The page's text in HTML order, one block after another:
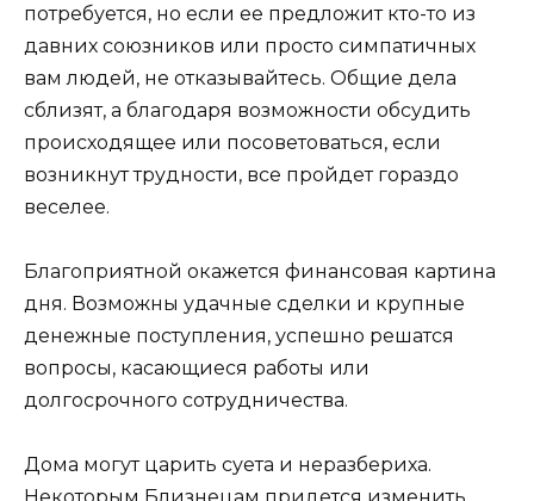
потребуется, но если ее предложит кто-то из
давних союзников или просто симпатичных
вам людей, не отказывайтесь. Общие дела
сблизят, а благодаря возможности обсудить
происходящее или посоветоваться, если
возникнут трудности, все пройдет гораздо
веселее.
Благоприятной окажется финансовая картина
дня. Возможны удачные сделки и крупные
денежные поступления, успешно решатся
вопросы, касающиеся работы или
долгосрочного сотрудничества.
Дома могут царить суета и неразбериха.